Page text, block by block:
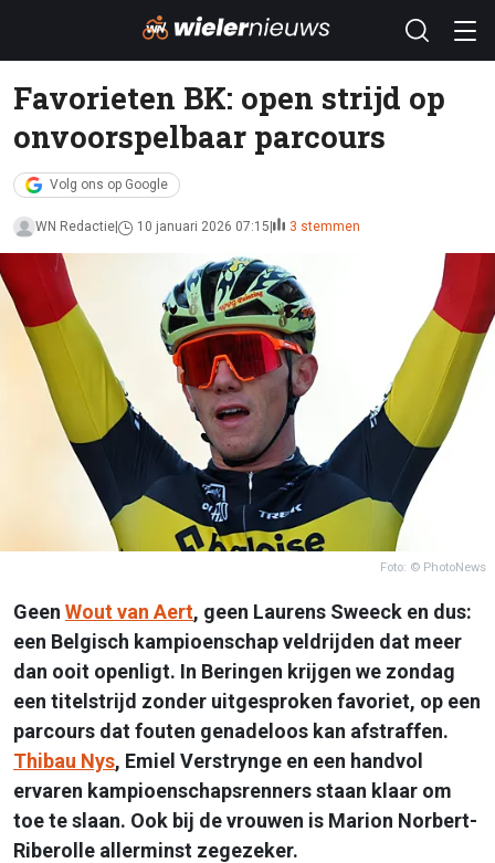
Favorieten BK: open strijd op
onvoorspelbaar parcours
Volg ons op Google
WN Redactie 10 januari 2026 07:15 3 stemmen
Foto: © PhotoNews
Geen Wout van Aert, geen Laurens Sweeck en dus:
een Belgisch kampioenschap veldrijden dat meer
dan ooit openligt. In Beringen krijgen we zondag
een titelstrijd zonder uitgesproken favoriet, op een
parcours dat fouten genadeloos kan afstraffen.
Thibau Nys, Emiel Verstrynge en een handvol
ervaren kampioenschapsrenners staan klaar om
toe te slaan. Ook bij de vrouwen is Marion Norbert-
Riberolle allerminst zegezeker.